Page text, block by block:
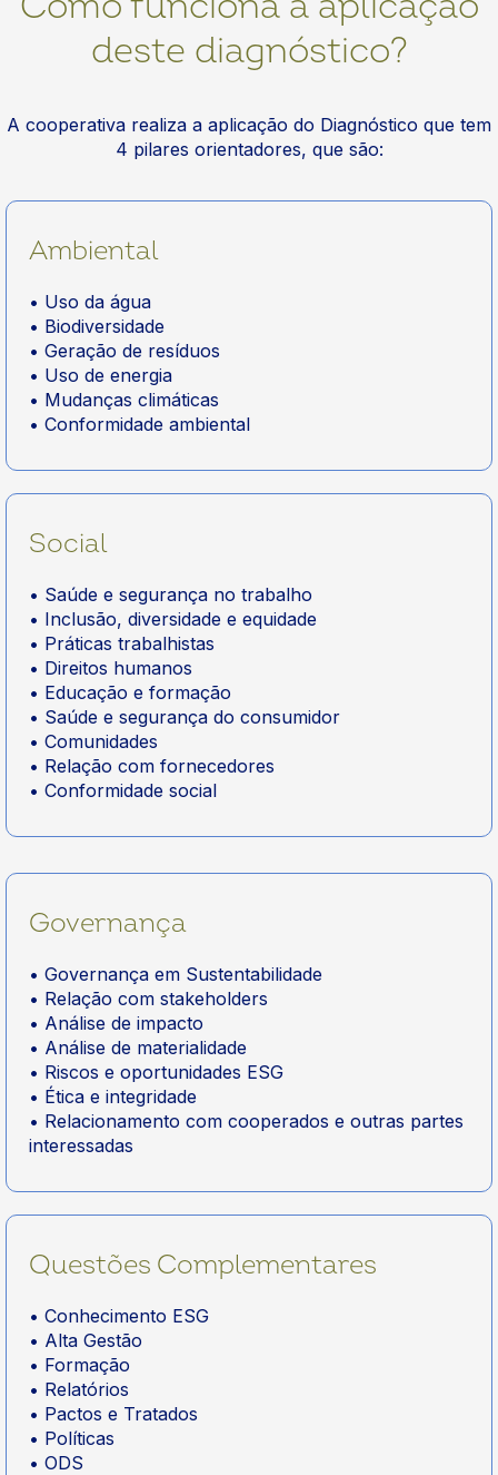
deste diagnóstico?
A cooperativa realiza a aplicação do Diagnóstico que tem
4 pilares orientadores, que são:
Ambiental
• Uso da água
• Biodiversidade
• Geração de resíduos
• Uso de energia
• Mudanças climáticas
• Conformidade ambiental
Social
• Saúde e segurança no trabalho
• Inclusão, diversidade e equidade
• Práticas trabalhistas
• Direitos humanos
• Educação e formação
• Saúde e segurança do consumidor
• Comunidades
• Relação com fornecedores
• Conformidade social
Governança
• Governança em Sustentabilidade
• Relação com stakeholders
• Análise de impacto
• Análise de materialidade
• Riscos e oportunidades ESG
• Ética e integridade
• Relacionamento com cooperados e outras partes
interessadas
Questões Complementares
• Conhecimento ESG
• Alta Gestão
• Formação
• Relatórios
• Pactos e Tratados
• Políticas
• ODS